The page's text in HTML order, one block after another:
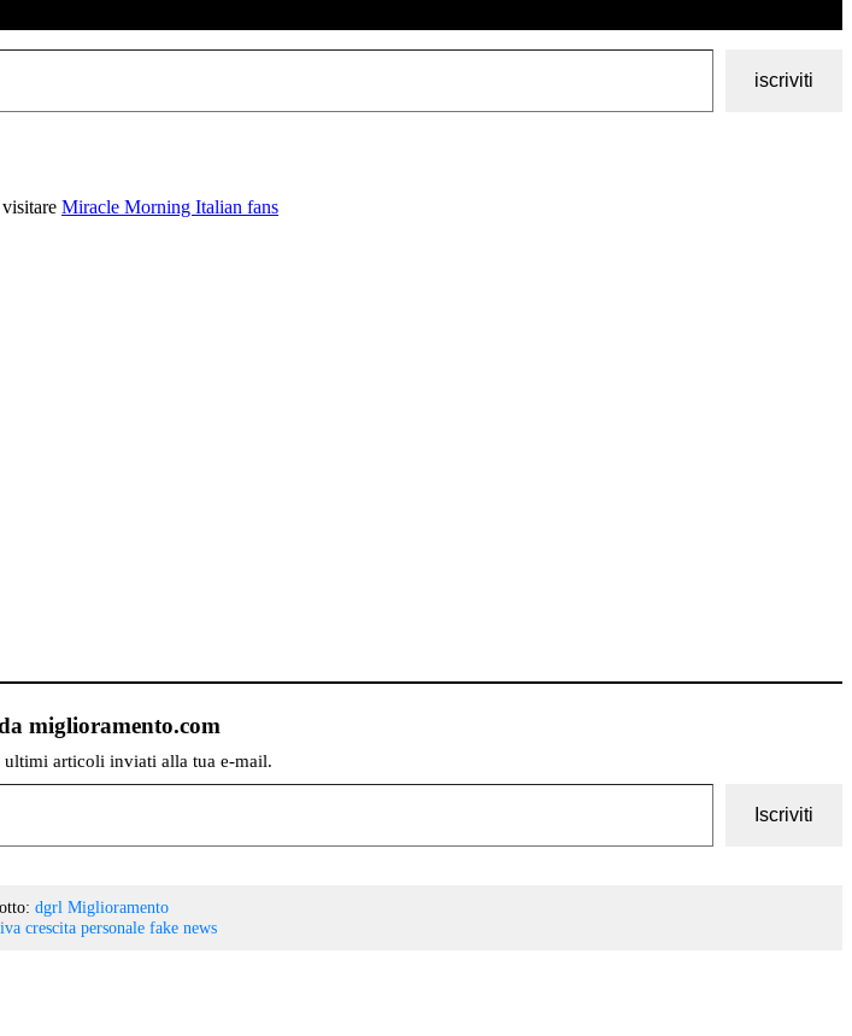
iscriviti
Miracle Morning Italian fans
miglioramento.com
articoli inviati alla tua e-mail.
Iscriviti
dgrl Miglioramento
crescita personale fake news